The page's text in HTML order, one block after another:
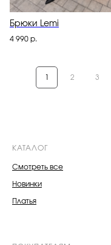
Брюки Lemi
4 990 р.
1 2 3
КАТАЛОГ
Смотреть все
Новинки
Платья